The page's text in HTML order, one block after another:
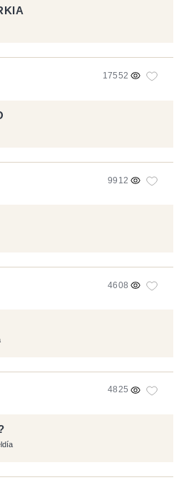
17552
9912
4608
4825